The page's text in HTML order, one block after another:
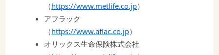
（https://www.metlife.co.jp）
アフラック
（https://www.aflac.co.jp）
オリックス生命保険株式会社